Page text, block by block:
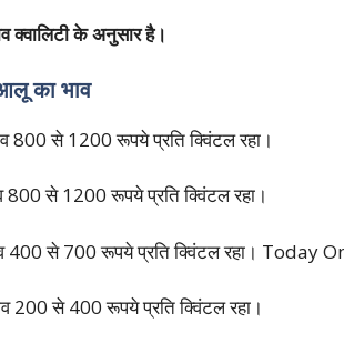
क्वालिटी के अनुसार है।
का भाव
800 से 1200 रूपये प्रति क्विंटल रहा।
800 से 1200 रूपये प्रति क्विंटल रहा।
400 से 700 रूपये प्रति क्विंटल रहा। Today
200 से 400 रूपये प्रति क्विंटल रहा।